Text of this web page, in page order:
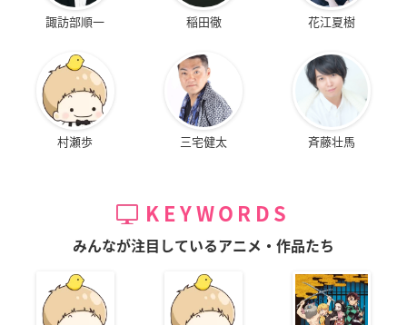
諏訪部順一 稲田徹 花江夏樹
村瀬歩 三宅健太 斉藤壮馬
KEYWORDS
みんなが注目しているアニメ・作品たち